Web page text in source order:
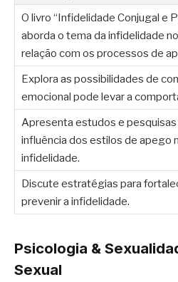
O livro “Infidelidade Conjugal e
aborda o tema da infidelidade
relação com os processos de
Explora as possibilidades de
emocional pode levar a
Apresenta estudos e
influência dos estilos de apego
infidelidade.
Discute estratégias para
prevenir a infidelidade.
Psicologia &
Sexual